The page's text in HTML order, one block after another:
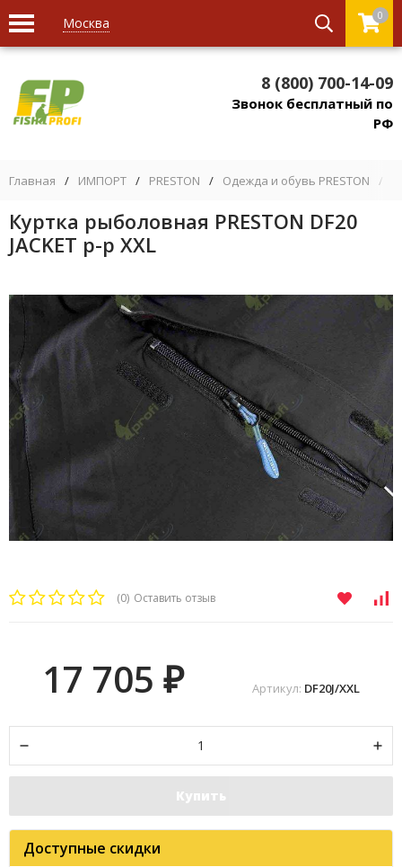
Москва 0
8 (800) 700-14-09
Звонок бесплатный по
РФ
Главная / ИМПОРТ / PRESTON / Одежда и обувь PRESTON /
Куртка рыболовная PRESTON DF20
JACKET р-р XXL
(0) Оставить отзыв
Артикул: DF20J/XXL
17 705₽
Купить
Доступные скидки